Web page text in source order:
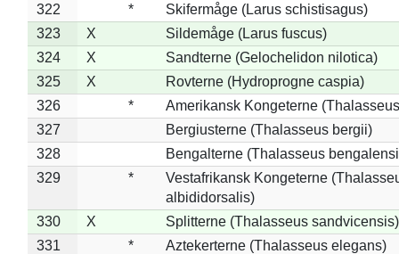
322
*
Skifermåge (Larus schistisagus)
323
X
Sildemåge (Larus fuscus)
324
X
Sandterne (Gelochelidon nilotica)
325
X
Rovterne (Hydroprogne caspia)
326
*
Amerikansk Kongeterne
327
Bergiusterne (Thalasseus bergii)
328
Bengalterne (Thalasseus
329
*
Vestafrikansk Kongeterne
albididorsalis)
330
X
Splitterne (Thalasseus sandvicensis)
331
*
Aztekerterne (Thalasseus elegans)